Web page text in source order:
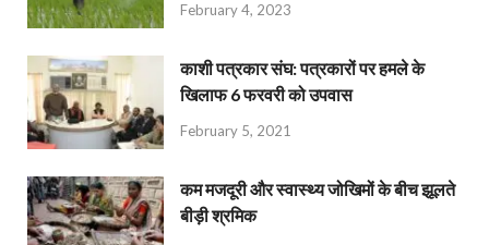
February 4, 2023
काशी पत्रकार संघ: पत्रकारों पर हमले के
खिलाफ 6 फरवरी को उपवास
February 5, 2021
कम मजदूरी और स्वास्थ्य जोखिमों के बीच झूलते
बीड़ी श्रमिक